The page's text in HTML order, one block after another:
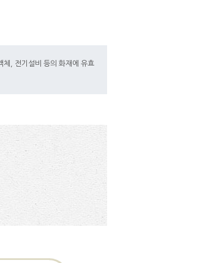
체, 전기설비 등의 화재에 유효